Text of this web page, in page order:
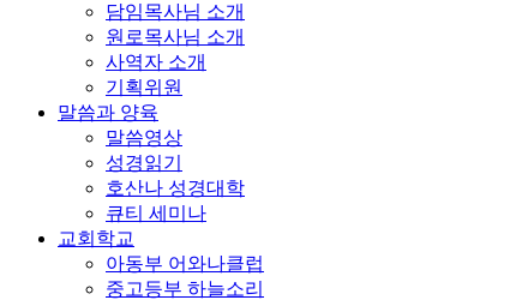
담임목사님 소개
원로목사님 소개
사역자 소개
기획위원
말씀과 양육
말씀영상
성경읽기
호산나 성경대학
큐티 세미나
교회학교
아동부 어와나클럽
중고등부 하늘소리